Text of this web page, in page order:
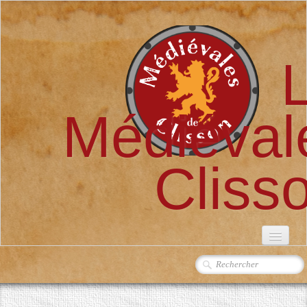
L'ASSOCIATION▼